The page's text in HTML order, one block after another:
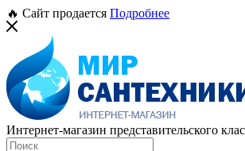
🔥 Сайт продается Подробнее
Интернет-магазин представительского